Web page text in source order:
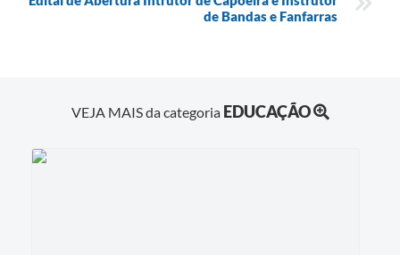
de Bandas e Fanfarras
VEJA MAIS da categoria EDUCAÇÃO